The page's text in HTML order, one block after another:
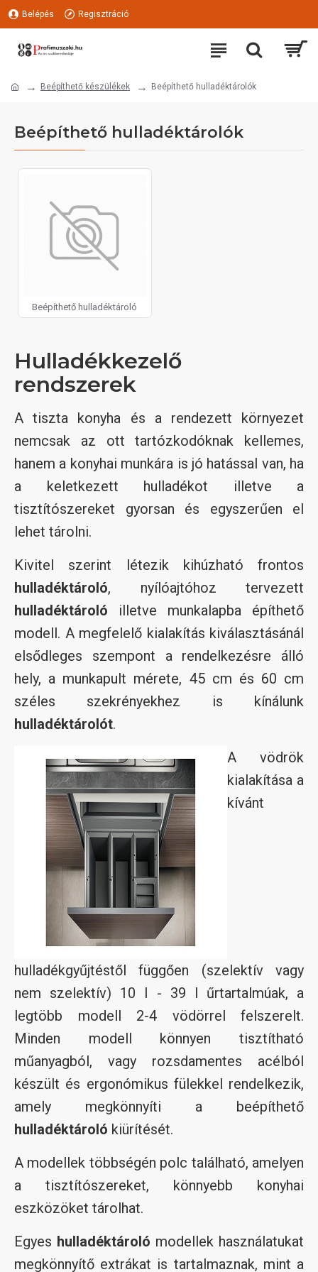
Belépés Regisztráció
Beépíthető készülékek Beépíthető hulladéktárolók
Beépíthető hulladéktárolók
Beépíthető hulladéktároló
Hulladékkezelő
rendszerek
A tiszta konyha és a rendezett környezet
nemcsak az ott tartózkodóknak kellemes,
hanem a konyhai munkára is jó hatással van, ha
a keletkezett hulladékot illetve a
tisztítószereket gyorsan és egyszerűen el
lehet tárolni.
Kivitel szerint létezik kihúzható frontos
hulladéktároló, nyílóajtóhoz tervezett
hulladéktároló illetve munkalapba építhető
modell. A megfelelő kialakítás kiválasztásánál
elsődleges szempont a rendelkezésre álló
hely, a munkapult mérete, 45 cm és 60 cm
széles szekrényekhez is kínálunk
hulladéktárolót.
A vödrök
kialakítása a
kívánt
hulladékgyűjtéstől függően (szelektív vagy
nem szelektív) 10 l - 39 l űrtartalmúak, a
legtöbb modell 2-4 vödörrel felszerelt.
Minden modell könnyen tisztítható
műanyagból, vagy rozsdamentes acélból
készült és ergonómikus fülekkel rendelkezik,
amely megkönnyíti a beépíthető
hulladéktároló kiürítését.
A modellek többségén polc található, amelyen
a tisztítószereket, könnyebb konyhai
eszközöket tárolhat.
Egyes hulladéktároló modellek használatukat
megkönnyítő extrákat is tartalmaznak, mint a